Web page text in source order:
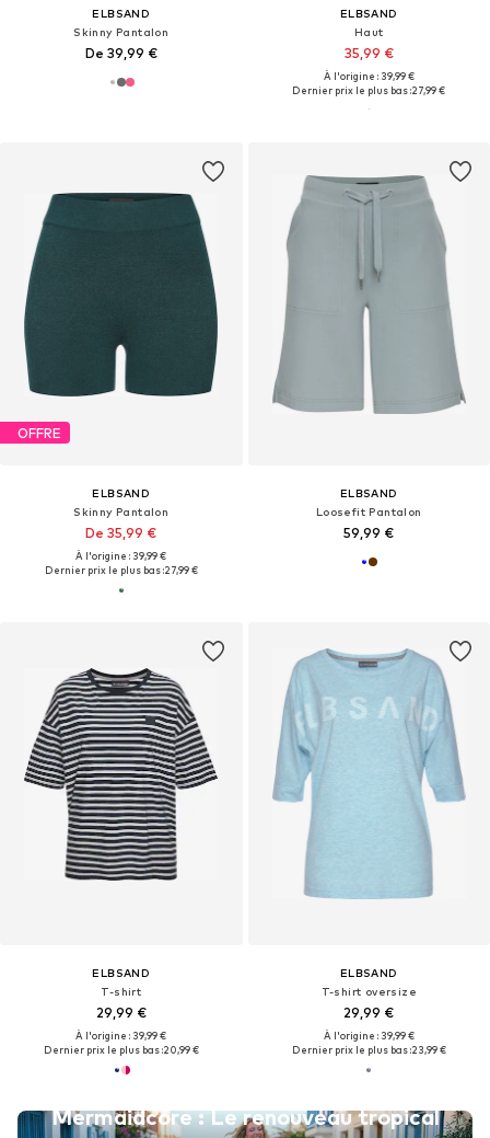
ELBSAND
Skinny Pantalon
De 39,99 €
ELBSAND
Haut
35,99 €
À l'origine : 39,99 €
Dernier prix le plus bas :27,99 €
OFFRE
ELBSAND
Skinny Pantalon
De 35,99 €
À l'origine : 39,99 €
Dernier prix le plus bas :27,99 €
ELBSAND
Loosefit Pantalon
59,99 €
ELBSAND
T-shirt
29,99 €
À l'origine : 39,99 €
Dernier prix le plus bas :20,99 €
Mermaidcore : Le renouveau tropical
ELBSAND
T-shirt oversize
29,99 €
À l'origine : 39,99 €
Dernier prix le plus bas :23,99 €